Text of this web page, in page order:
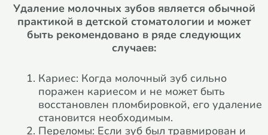
Удаление молочных зубов является обычной
практикой в детской стоматологии и может
быть рекомендовано в ряде следующих
случаев:
Кариес: Когда молочный зуб сильно
поражен кариесом и не может быть
восстановлен пломбировкой, его удаление
становится необходимым.
Переломы: Если зуб был травмирован и